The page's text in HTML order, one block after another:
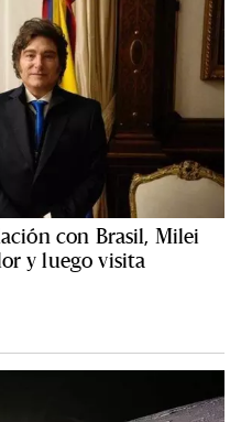
con Brasil, Milei
y luego visita